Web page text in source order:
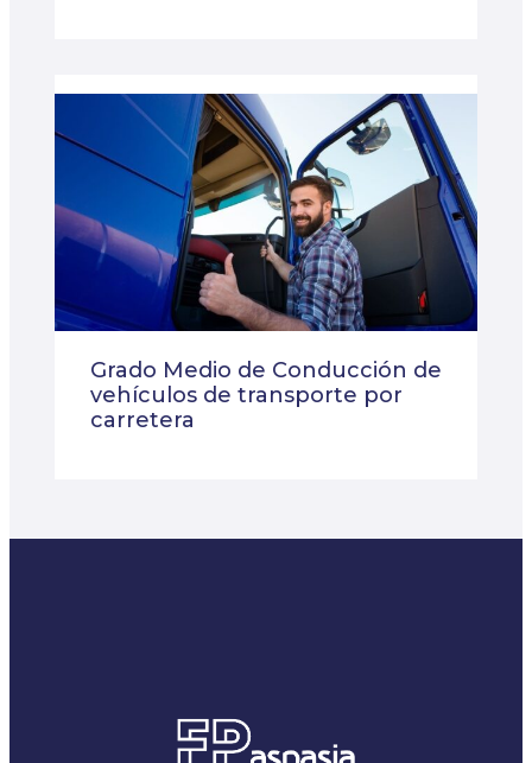
Grado Medio de Conducción de
vehículos de transporte por
carretera